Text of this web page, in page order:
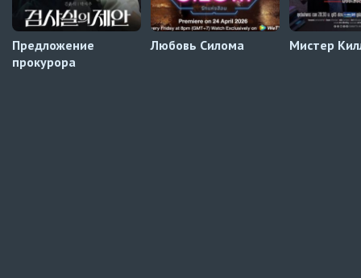
Предложение
прокурора
Любовь Силома Мистер